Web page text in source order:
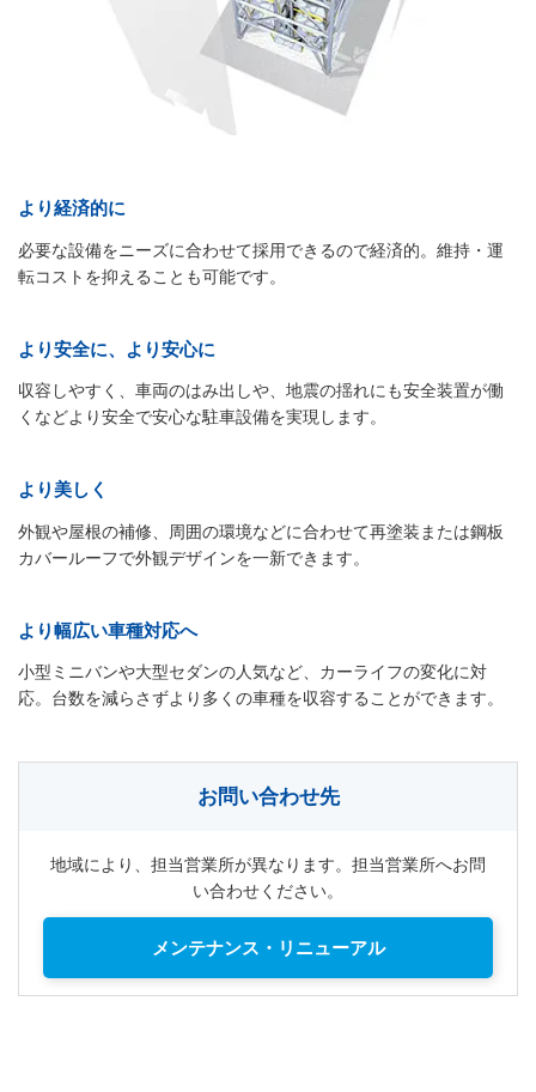
より経済的に
必要な設備をニーズに合わせて採用できるので経済的。維持・運
転コストを抑えることも可能です。
より安全に、より安心に
収容しやすく、車両のはみ出しや、地震の揺れにも安全装置が働
くなどより安全で安心な駐車設備を実現します。
より美しく
外観や屋根の補修、周囲の環境などに合わせて再塗装または鋼板
カバールーフで外観デザインを一新できます。
より幅広い車種対応へ
小型ミニバンや大型セダンの人気など、カーライフの変化に対
応。台数を減らさずより多くの車種を収容することができます。
お問い合わせ先
地域により、担当営業所が異なります。担当営業所へお問
い合わせください。
メンテナンス・リニューアル